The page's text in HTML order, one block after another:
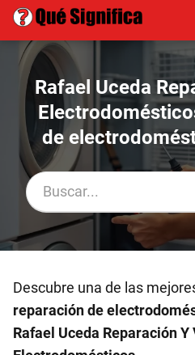
Rafael Uceda
de
Descubre una de las
reparación de
Rafael Uceda Reparación Y